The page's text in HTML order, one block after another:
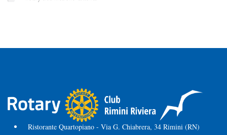
Ristorante Quartopiano - Via G. Chiabrera, 34 Rimini (RN)